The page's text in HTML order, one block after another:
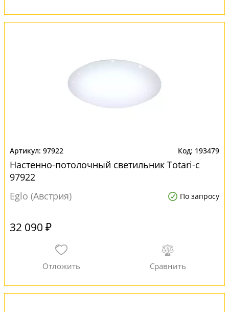
97922 193479
Настенно-потолочный светильник Totari-c
97922
Eglo (Австрия)
По запросу
32 090 ₽